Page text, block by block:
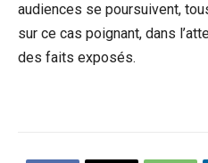
audiences se poursuivent,
sur ce cas poignant, dans
des faits exposés.